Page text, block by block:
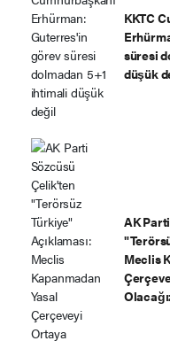
KKTC
süresi
düşük
AK
Meclis